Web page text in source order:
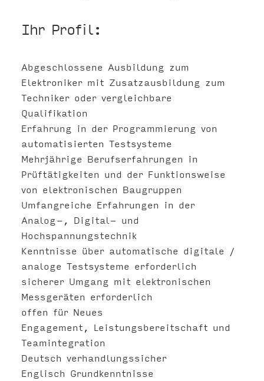
Ihr Profil:
Abgeschlossene Ausbildung zum
Elektroniker mit Zusatzausbildung zum
Techniker oder vergleichbare
Qualifikation
Erfahrung in der Programmierung von
automatisierten Testsysteme
Mehrjährige Berufserfahrungen in
Prüftätigkeiten und der Funktionsweise
von elektronischen Baugruppen
Umfangreiche Erfahrungen in der
Analog-, Digital- und
Hochspannungstechnik
Kenntnisse über automatische digitale /
analoge Testsysteme erforderlich
sicherer Umgang mit elektronischen
Messgeräten erforderlich
offen für Neues
Engagement, Leistungsbereitschaft und
Teamintegration
Deutsch verhandlungssicher
Englisch Grundkenntnisse